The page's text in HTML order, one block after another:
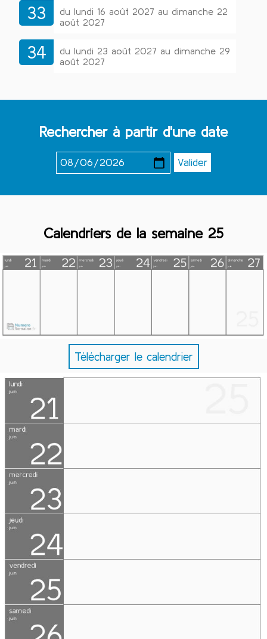
33
du lundi 16 août 2027 au dimanche 22
août 2027
34
du lundi 23 août 2027 au dimanche 29
août 2027
Rechercher à partir d'une date
Calendriers de la semaine 25
Télécharger le calendrier